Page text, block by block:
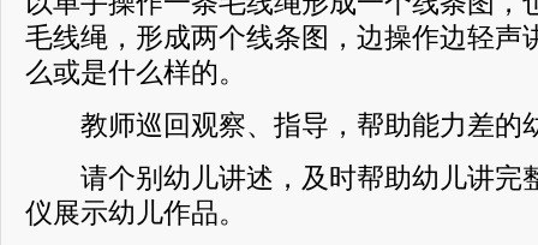
毛线绳，形成两个线条图，边操作边轻声
么或是什么样的。
教师巡回观察、指导，帮助能力差的
请个别幼儿讲述，及时帮助幼儿讲完
仪展示幼儿作品。